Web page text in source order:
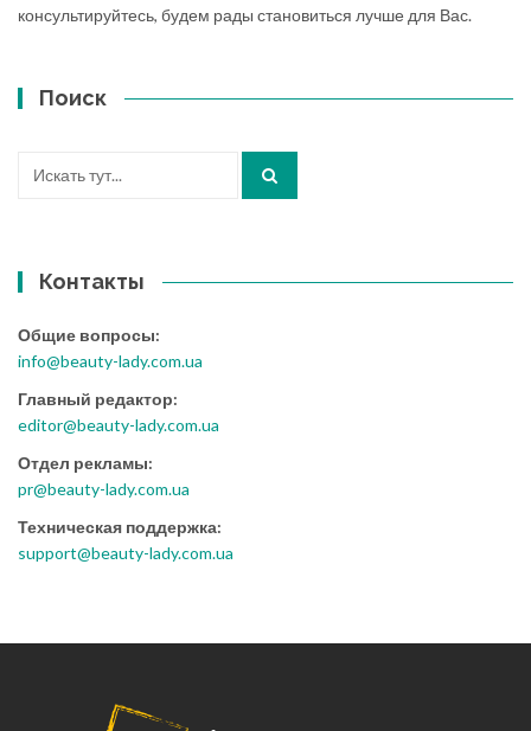
консультируйтесь, будем рады становиться лучше для Вас.
Поиск
Контакты
Общие вопросы:
info@beauty-lady.com.ua
Главный редактор:
editor@beauty-lady.com.ua
Отдел рекламы:
pr@beauty-lady.com.ua
Техническая поддержка:
support@beauty-lady.com.ua